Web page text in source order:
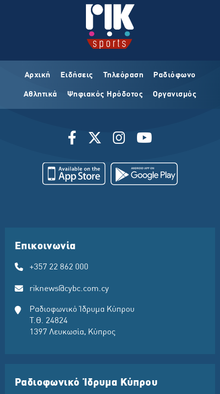
Αρχική Ειδήσεις Τηλεόραση Ραδιόφωνο
Αθλητικά Ψηφιακός Ηρόδοτος Οργανισμός
Επικοινωνία
+357 22 862 000
riknews@cybc.com.cy
Ραδιοφωνικό Ίδρυμα Κύπρου
Τ.Θ. 24824
1397 Λευκωσία, Κύπρος
Ραδιοφωνικό Ίδρυμα Κύπρου